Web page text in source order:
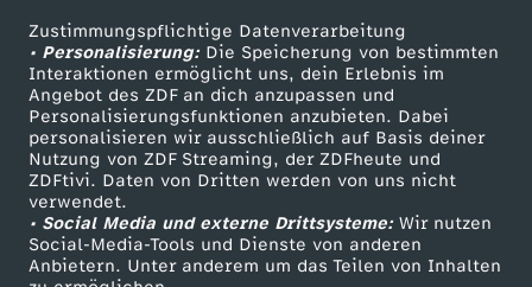
Zustimmungspflichtige Datenverarbeitung
• Personalisierung:Die Speicherung von bestimmten
Interaktionen ermöglicht uns, dein Erlebnis im
Angebot des ZDF an dich anzupassen und
Personalisierungsfunktionen anzubieten. Dabei
personalisieren wir ausschließlich auf Basis deiner
Nutzung von ZDF Streaming, der ZDFheute und
ZDFtivi. Daten von Dritten werden von uns nicht
verwendet.
• Social Media und externe Drittsysteme:Wir nutzen
Social-Media-Tools und Dienste von anderen
Anbietern. Unter anderem um das Teilen von Inhalten
Selbstgemachtes Knäckebrot
Herunterladen
191 KB (PDF)
Kaffeevariationen von Alessandro Metafune
Herunterladen
99 KB (PDF)